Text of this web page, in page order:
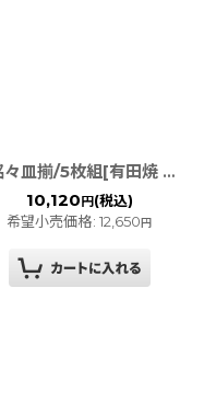
鯛銘々皿揃/5枚組[有田焼 幸楽窯]
10,120 円(税込)
希望小売価格: 12,650円